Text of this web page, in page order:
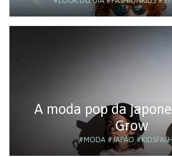
A moda pop da
Grow
#MODA#JAPÃO